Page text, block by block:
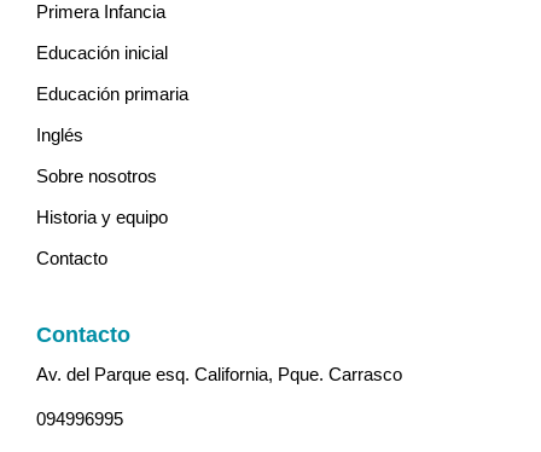
Primera Infancia
Educación inicial
Educación primaria
Inglés
Sobre nosotros
Historia y equipo
Contacto
Contacto
Av. del Parque esq. California, Pque. Carrasco
094996995